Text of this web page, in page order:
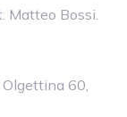
Matteo Bossi.
60,